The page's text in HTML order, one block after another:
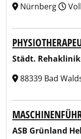
Nürnberg
Städt.
88339 Bad
ASB Grünland